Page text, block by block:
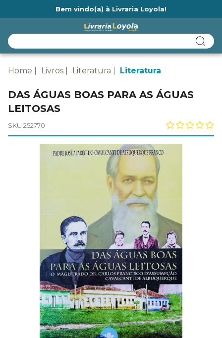
Bem vindo(a) à Livraria Loyola!
Home Livros Literatura Literatura
DAS ÁGUAS BOAS PARA AS ÁGUAS
LEITOSAS
SKU 252770